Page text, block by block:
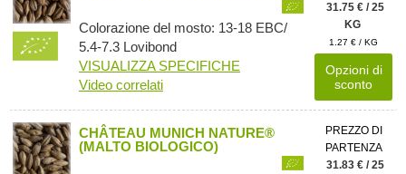
Colorazione del mosto: 13-18 EBC/
5.4-7.3 Lovibond
VISUALIZZA SPECIFICHE
Video correlati
31.75 € / 25
KG
1.27 € / KG
Opzioni di
sconto
CHÂTEAU MUNICH NATURE®
(MALTO BIOLOGICO)
PREZZO DI
PARTENZA
31.83 € / 25